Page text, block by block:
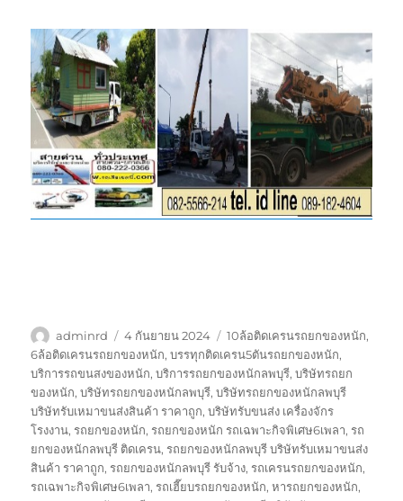
ผู้
เขียน
adminrd
เขียน
เมื่อ
4 กันยายน 2024
ป้าย
กำกับ
10ล้อติดเครนรถยกของหนัก,
6ล้อติดเครนรถยกของหนัก,บรรทุกติดเครน5ตันรถยกของหนัก,
บริการรถขนสงของหนัก,บริการรถยกของหนักลพบุรี,บริษัทรถยก
ของหนัก,บริษัทรถยกของหนักลพบุรี,บริษัทรถยกของหนักลพบุรี
บริษัทรับเหมาขนส่งสินค้า ราคาถูก,บริษัทรับขนส่ง เครื่องจักร
โรงงาน,รถยกของหนัก,รถยกของหนัก รถเฉพาะกิจพิเศษ6เพลา,รถ
ยกของหนักลพบุรี ติดเครน,รถยกของหนักลพบุรี บริษัทรับเหมาขนส่ง
สินค้า ราคาถูก,รถยกของหนักลพบุรี รับจ้าง,รถเครนรถยกของหนัก,
รถเฉพาะกิจพิเศษ6เพลา,รถเฮี๊ยบรถยกของหนัก,หารถยกของหนัก,